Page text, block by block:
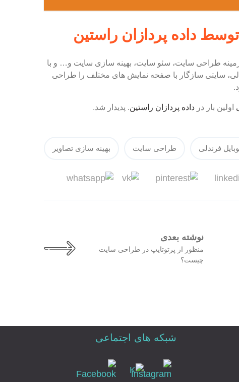
داده پردازان راستین
طراحی سایت، سئو سایت، بهینه سازی سایت و… و با
سایتی سازگار با صفحه نمایش های مختلف را طراحی
اولین بار در داده پردازان راستین. پدیدار شد.
بهینه سازی تصاویر طراحی سایت فرندلی
نوشته بعدی
منظور از پرتوتایپ در طراحی سایت
چیست؟
شبکه های اجتماعی